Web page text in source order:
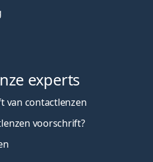
experts
van contactlenzen
voorschrift?